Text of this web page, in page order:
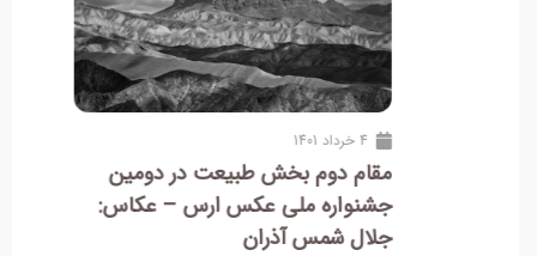
مقام دوم بخش طبیعت در دومین
جشنواره ملی عکس ارس – عکاس:
جلال شمس آذران